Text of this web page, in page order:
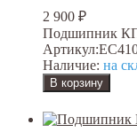
2 900 ₽
Подшипник
Артикул:
Наличие: на